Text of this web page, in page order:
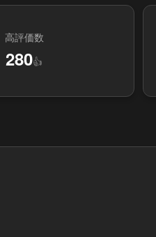
高評価数
280👍